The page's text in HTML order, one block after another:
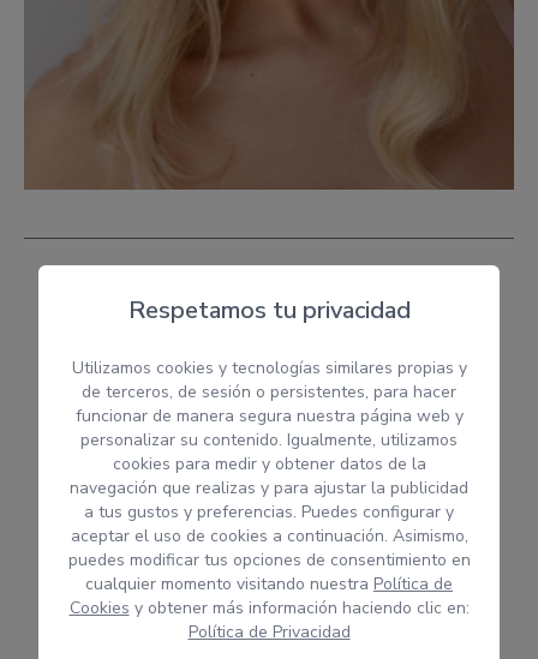
Respetamos tu privacidad
Utilizamos cookies y tecnologías similares propias y
de terceros, de sesión o persistentes, para hacer
funcionar de manera segura nuestra página web y
personalizar su contenido. Igualmente, utilizamos
cookies para medir y obtener datos de la
navegación que realizas y para ajustar la publicidad
a tus gustos y preferencias. Puedes configurar y
aceptar el uso de cookies a continuación. Asimismo,
puedes modificar tus opciones de consentimiento en
cualquier momento visitando nuestra Política de
Cookies y obtener más información haciendo clic en:
Política de Privacidad